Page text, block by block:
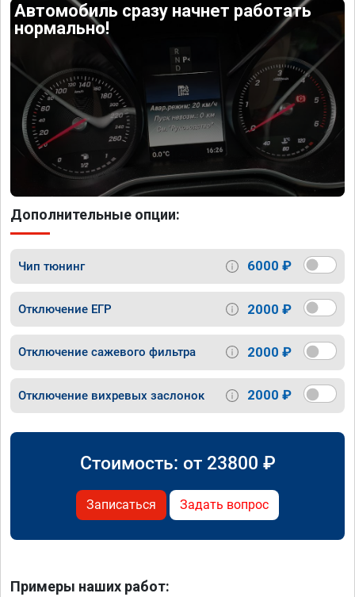
Автомобиль сразу начнет работать
нормально!
Дополнительные опции:
Чип тюнинг 6000 ₽
Отключение ЕГР 2000 ₽
Отключение сажевого фильтра 2000 ₽
Отключение вихревых заслонок 2000 ₽
Стоимость: от 23800 ₽
Записаться Задать вопрос
Примеры наших работ: